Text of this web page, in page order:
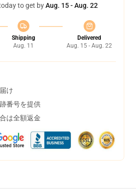
to get byAug. 15 - Aug. 22
Shipping
Aug. 11
Delivered
Aug. 15 - Aug. 22
け
番号を提供
は全額返金